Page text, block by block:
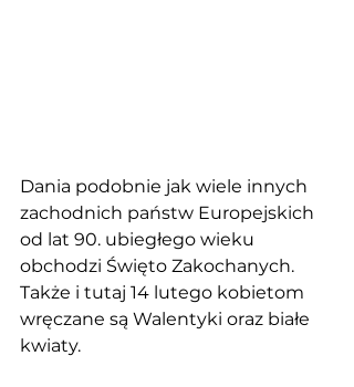
Dania podobnie jak wiele innych
zachodnich państw Europejskich
od lat 90. ubiegłego wieku
obchodzi Święto Zakochanych.
Także i tutaj 14 lutego kobietom
wręczane są Walentyki oraz białe
kwiaty.